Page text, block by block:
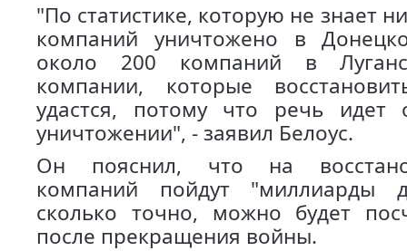
"По статистике, которую не знает
компаний уничтожено в
около 200 компаний в
компании, которые
удастся, потому что речь идет
уничтожении", - заявил Белоус.
Он пояснил, что на
компаний пойдут "миллиарды
сколько точно, можно будет
после прекращения войны.